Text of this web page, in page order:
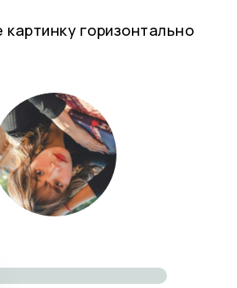
картинку горизонтально